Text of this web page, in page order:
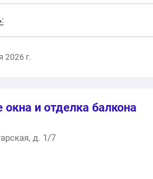
2026 г.
и отделка балкона
д. 1/7